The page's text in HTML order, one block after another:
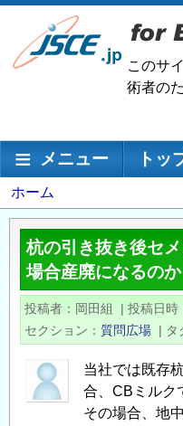
メ
ン
移
このサ
術者の
メインナビゲーション
メニュー トッ
パ
ン
く
ず
ホーム
杭の引き抜き後セ
場合産廃になるのか
投稿者 岡田組 | 投稿日時
セクション
質問広場 | タ
当社では既存
合、CBミルク
その場合、地